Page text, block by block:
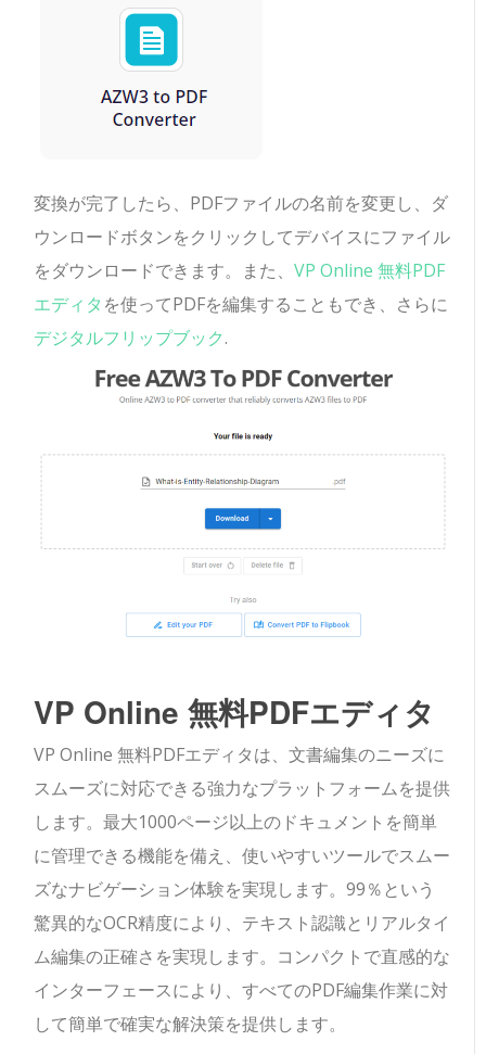
変換が完了したら、PDFファイルの名前を変更し、ダ
ウンロードボタンをクリックしてデバイスにファイル
をダウンロードできます。また、VP Online 無料PDF
エディタ を使ってPDFを編集することもでき、さらに
デジタルフリップブック.
VP Online 無料PDFエディタ
VP Online 無料PDFエディタは、文書編集のニーズに
スムーズに対応できる強力なプラットフォームを提供
します。最大1000ページ以上のドキュメントを簡単
に管理できる機能を備え、使いやすいツールでスムー
ズなナビゲーション体験を実現します。99％という
驚異的なOCR精度により、テキスト認識とリアルタイ
ム編集の正確さを実現します。コンパクトで直感的な
インターフェースにより、すべてのPDF編集作業に対
して簡単で確実な解決策を提供します。